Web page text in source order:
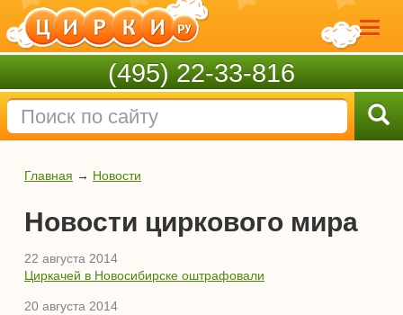
(495) 22-33-816
Главная → Новости
Новости циркового мира
22 августа 2014
Циркачей в Новосибирске оштрафовали
20 августа 2014